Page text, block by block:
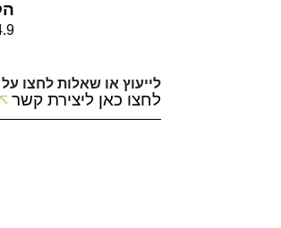
לייעוץ או שאלות לחצו
לחצו כאן ליצירת קשר